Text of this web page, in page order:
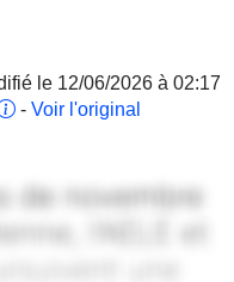
le 12/06/2026 à 02:17
- Voir l'original